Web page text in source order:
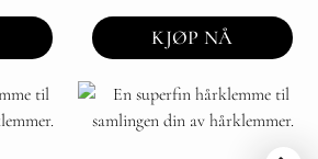
KJØP NÅ